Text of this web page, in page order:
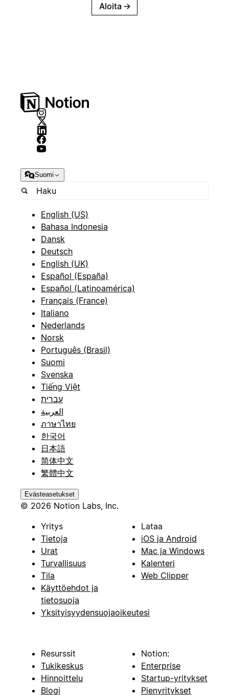
Aloita →
Suomi
English (US)
Bahasa Indonesia
Dansk
Deutsch
English (UK)
Español (España)
Español (Latinoamérica)
Français (France)
Italiano
Nederlands
Norsk
Português (Brasil)
Suomi
Svenska
Tiếng Việt
עברית
العربية
ภาษาไทย
한국어
日本語
简体中文
繁體中文
Evästeasetukset
© 2026 Notion Labs, Inc.
Yritys
Tietoja
Urat
Turvallisuus
Tila
Käyttöehdot ja
tietosuoja
Yksityisyydensuojaoikeutesi
Lataa
iOS ja Android
Mac ja Windows
Kalenteri
Web Clipper
Resurssit
Tukikeskus
Hinnoittelu
Blogi
Notion:
Enterprise
Startup-yritykset
Pienyritykset